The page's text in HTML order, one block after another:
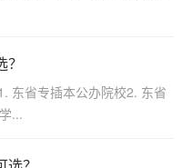
东省专插本公办院校2. 东省
...